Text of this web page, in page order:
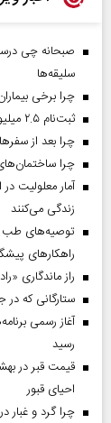
سلیقه‌ها
چرا برخی
ثبت‌نام ۲.۵ میلیون زائر در سماح | عبور ۱.۷ میلیون نفر از مرز‌های اربعین
چرا بعد از
چرا
زندگی می‌کنند
توصیه‌های طب
راهکارهای
راز ماندگاری
ستارگانی که در جام جهانی
رسید
احیای قبور
چرا گرد و غبار